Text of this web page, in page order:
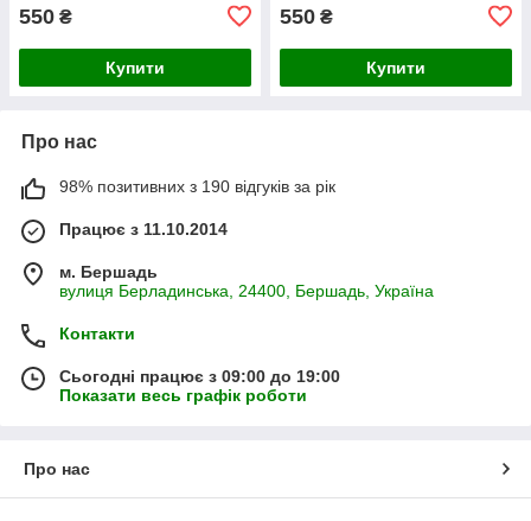
550 ₴
Купити
550 ₴
Купити
Про нас
98% позитивних з 190 відгуків за рік
Працює з 11.10.2014
м. Бершадь
вулиця Берладинська, 24400, Бершадь, Україна
Контакти
Сьогодні працює з 09:00 до 19:00
Показати весь графік роботи
Про нас